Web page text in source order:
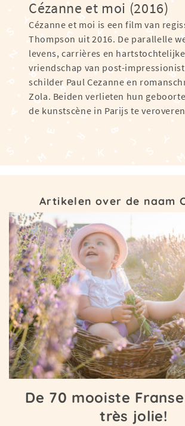
Cézanne et moi (2016)
Cézanne et moi is een film van
Thompson uit 2016. De parallelle
levens, carrières en hartstochtelijke
vriendschap van post-
schilder Paul Cezanne en
Zola. Beiden verlieten hun
de kunstscène in Parijs te
Artikelen over de naam
De 70 mooiste
très jolie!